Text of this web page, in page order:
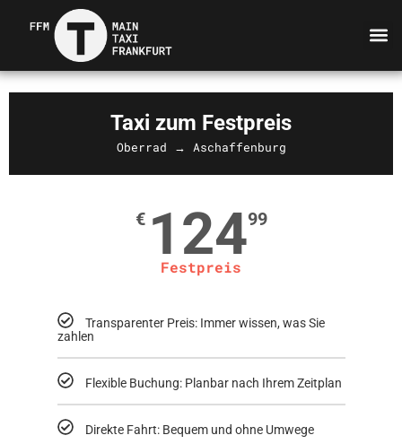
Taxi zum Festpreis
Oberrad → Aschaffenburg
€ 12499
Festpreis
Transparenter Preis: Immer wissen, was Sie
zahlen
Flexible Buchung: Planbar nach Ihrem Zeitplan
Direkte Fahrt: Bequem und ohne Umwege